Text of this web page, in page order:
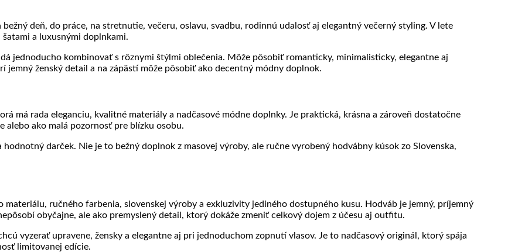
deň, do práce, na stretnutie, večeru, oslavu, svadbu, rodinnú udalosť aj elegantný večerný styling. V lete
a luxusnými doplnkami.
jednoducho kombinovať s rôznymi štýlmi oblečenia. Môže pôsobiť romanticky, minimalisticky, elegantne aj
ženský detail a na zápästí môže pôsobiť ako decentný módny doplnok.
má rada eleganciu, kvalitné materiály a nadčasové módne doplnky. Je praktická, krásna a zároveň dostatočne
alebo ako malá pozornosť pre blízku osobu.
darček. Nie je to bežný doplnok z masovej výroby, ale ručne vyrobený hodvábny kúsok zo Slovenska,
materiálu, ručného farbenia, slovenskej výroby a exkluzivity jediného dostupného kusu. Hodváb je jemný, príjemný
obyčajne, ale ako premyslený detail, ktorý dokáže zmeniť celkový dojem z účesu aj outfitu.
vyzerať upravene, žensky a elegantne aj pri jednoduchom zopnutí vlasov. Je to nadčasový originál, ktorý spája
limitovanej edície.